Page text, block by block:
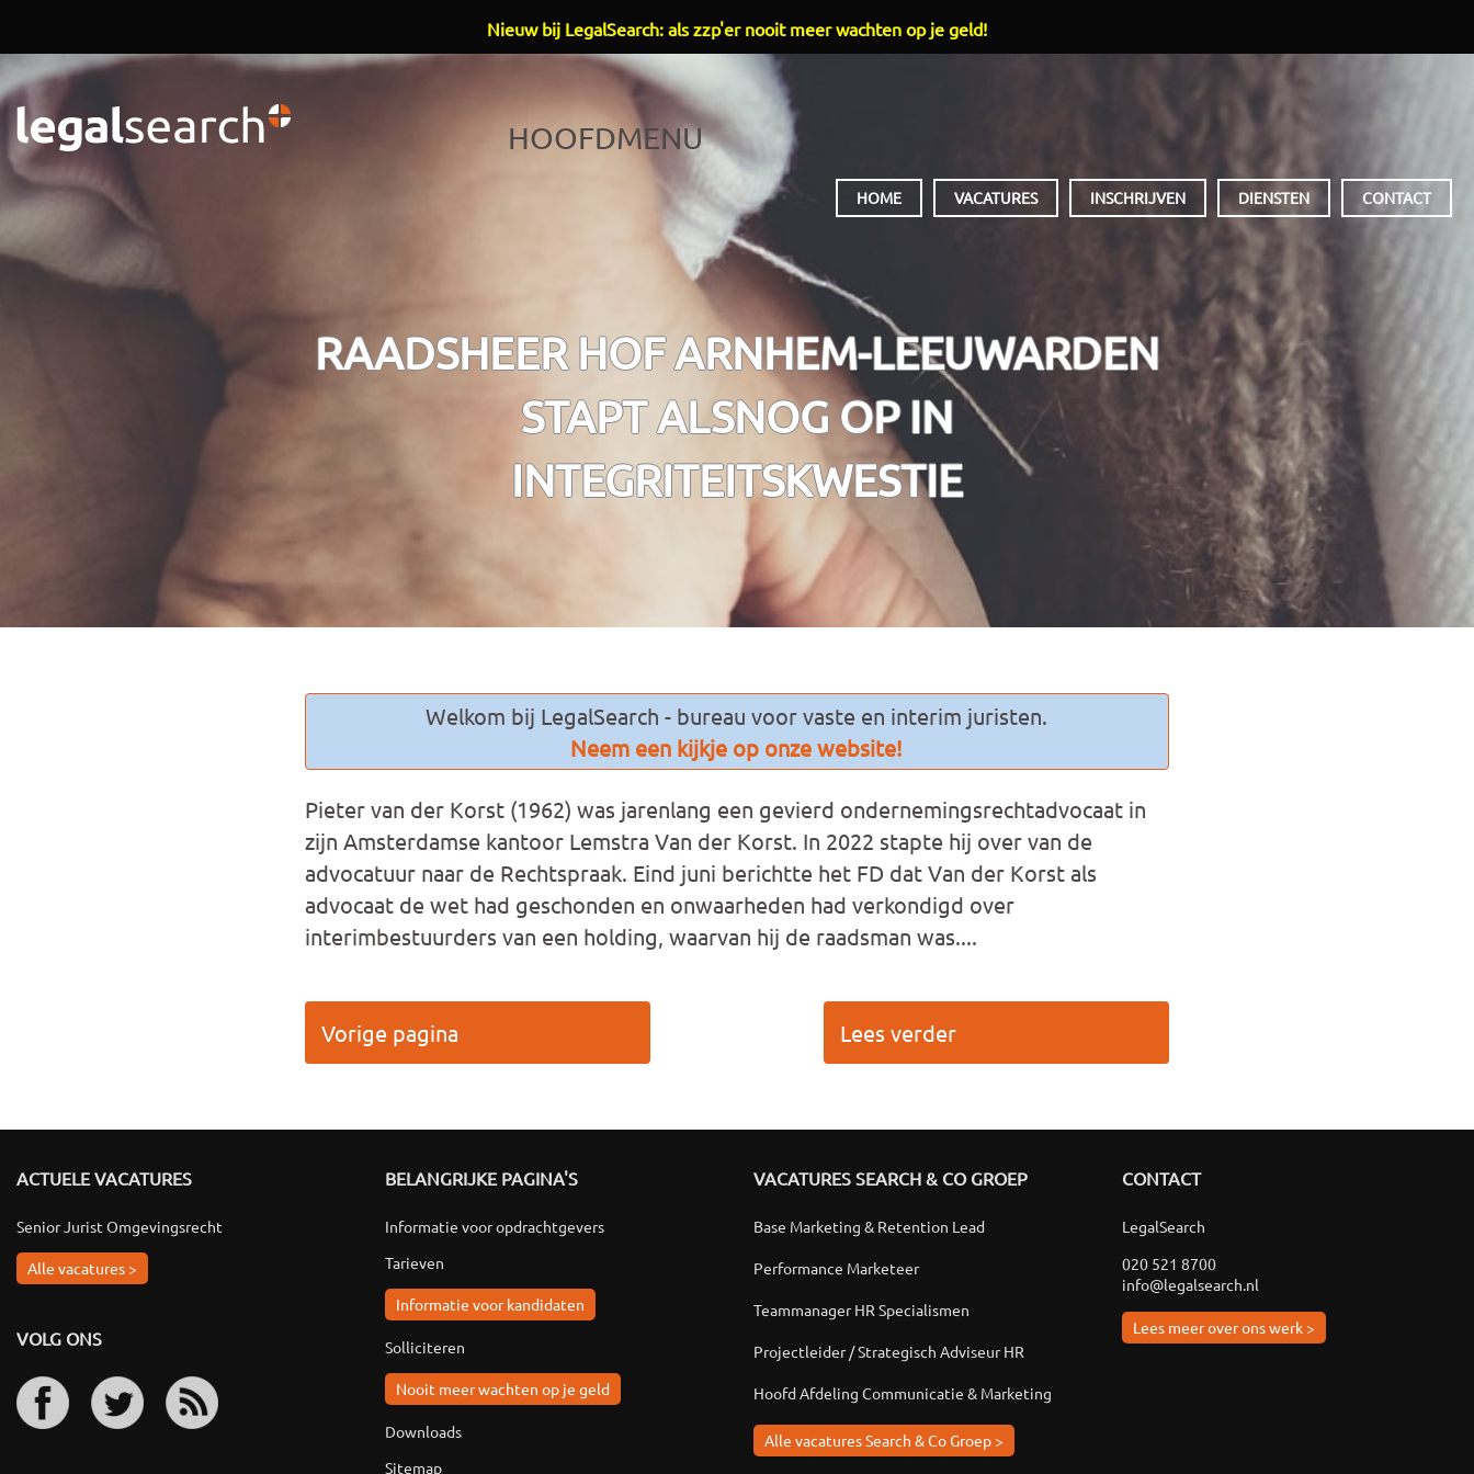
HOOFDMENU
HOME VACATURES INSCHRIJVEN DIENSTEN CONTACT
RAADSHEER HOF ARNHEM-LEEUWARDEN
STAPT ALSNOG OP IN
INTEGRITEITSKWESTIE
Welkom bij LegalSearch - bureau voor vaste en interim juristen.
Neem een kijkje op onze website!
Pieter van der Korst (1962) was jarenlang een gevierd ondernemingsrechtadvocaat in
zijn Amsterdamse kantoor Lemstra Van der Korst. In 2022 stapte hij over van de
advocatuur naar de Rechtspraak. Eind juni berichtte het FD dat Van der Korst als
advocaat de wet had geschonden en onwaarheden had verkondigd over
interimbestuurders van een holding, waarvan hij de raadsman was....
Vorige pagina Lees verder
ACTUELE VACATURES
Senior Jurist Omgevingsrecht
Alle vacatures >
VOLG ONS
BELANGRIJKE PAGINA'S
Informatie voor opdrachtgevers
Tarieven
Informatie voor kandidaten
Solliciteren
Nooit meer wachten op je geld
Downloads
Sitemap
VACATURES SEARCH & CO GROEP
Base Marketing & Retention Lead
Performance Marketeer
Teammanager HR Specialismen
Projectleider / Strategisch Adviseur HR
Hoofd Afdeling Communicatie & Marketing
Alle vacatures Search & Co Groep >
CONTACT
LegalSearch
020 521 8700
info@legalsearch.nl
Lees meer over ons werk >
Nieuw bij LegalSearch: als zzp'er nooit meer wachten op je geld!